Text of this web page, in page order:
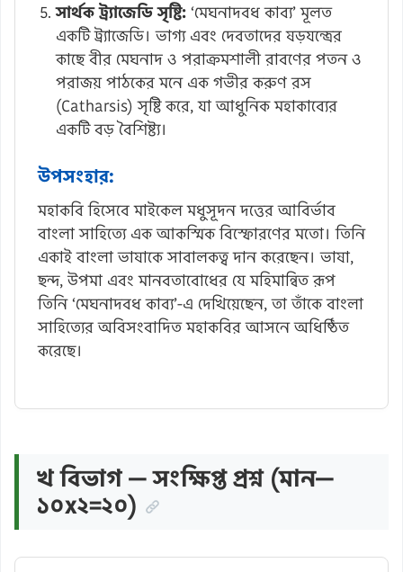
সার্থক ট্র্যাজেডি সৃষ্টি: ‘মেঘনাদবধ কাব্য’ মূলত
একটি ট্র্যাজেডি। ভাগ্য এবং দেবতাদের ষড়যন্ত্রের
কাছে বীর মেঘনাদ ও পরাক্রমশালী রাবণের পতন ও
পরাজয় পাঠকের মনে এক গভীর করুণ রস
(Catharsis) সৃষ্টি করে, যা আধুনিক মহাকাব্যের
একটি বড় বৈশিষ্ট্য।
উপসংহার:
মহাকবি হিসেবে মাইকেল মধুসূদন দত্তের আবির্ভাব
বাংলা সাহিত্যে এক আকস্মিক বিস্ফোরণের মতো। তিনি
একাই বাংলা ভাষাকে সাবালকত্ব দান করেছেন। ভাষা,
ছন্দ, উপমা এবং মানবতাবোধের যে মহিমান্বিত রূপ
তিনি ‘মেঘনাদবধ কাব্য’-এ দেখিয়েছেন, তা তাঁকে বাংলা
সাহিত্যের অবিসংবাদিত মহাকবির আসনে অধিষ্ঠিত
করেছে।
খ বিভাগ — সংক্ষিপ্ত প্রশ্ন (মান—
১০x২=২০)